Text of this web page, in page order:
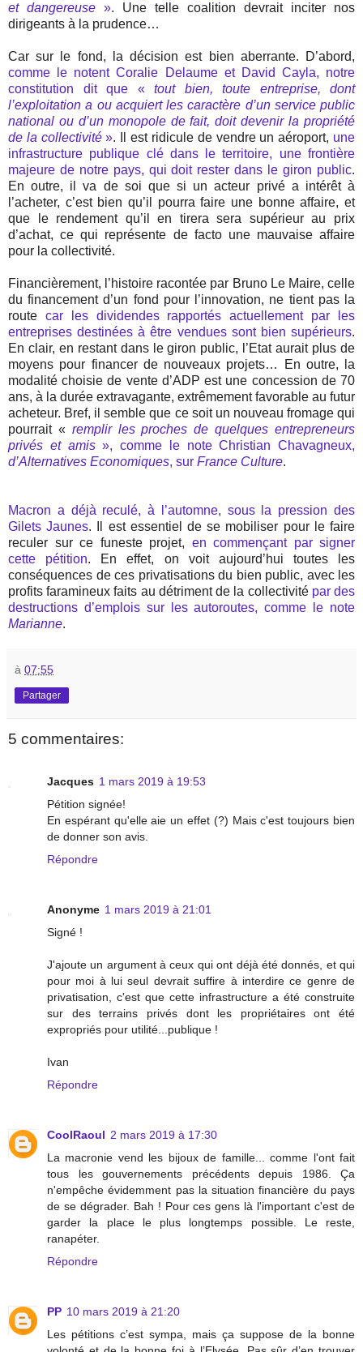
et dangereuse ». Une telle coalition devrait inciter nos
dirigeants à la prudence…
Car sur le fond, la décision est bien aberrante. D’abord,
comme le notent Coralie Delaume et David Cayla, notre
constitution dit que « tout bien, toute entreprise, dont
l’exploitation a ou acquiert les caractère d’un service public
national ou d’un monopole de fait, doit devenir la propriété
de la collectivité». Il est ridicule de vendre un aéroport, une
infrastructure publique clé dans le territoire, une frontière
majeure de notre pays, qui doit rester dans le giron public.
En outre, il va de soi que si un acteur privé a intérêt à
l’acheter, c’est bien qu’il pourra faire une bonne affaire, et
que le rendement qu’il en tirera sera supérieur au prix
d’achat, ce qui représente de facto une mauvaise affaire
pour la collectivité.
Financièrement, l’histoire racontée par Bruno Le Maire, celle
du financement d’un fond pour l’innovation, ne tient pas la
route car les dividendes rapportés actuellement par les
entreprises destinées à être vendues sont bien supérieurs.
En clair, en restant dans le giron public, l’Etat aurait plus de
moyens pour financer de nouveaux projets… En outre, la
modalité choisie de vente d’ADP est une concession de 70
ans, à la durée extravagante, extrêmement favorable au futur
acheteur. Bref, il semble que ce soit un nouveau fromage qui
pourrait « remplir les proches de quelques entrepreneurs
privés et amis», comme le note Christian Chavagneux,
d’Alternatives Economiques, sur France Culture.
Macron a déjà reculé, à l’automne, sous la pression des
Gilets Jaunes. Il est essentiel de se mobiliser pour le faire
reculer sur ce funeste projet, en commençant par signer
cette pétition. En effet, on voit aujourd’hui toutes les
conséquences de ces privatisations du bien public, avec les
profits faramineux faits au détriment de la collectivité par des
destructions d’emplois sur les autoroutes, comme le note
Marianne.
à 07:55
Partager
5 commentaires:
Jacques 1 mars 2019 à 19:53
Pétition signée!
En espérant qu'elle aie un effet (?) Mais c'est toujours bien
de donner son avis.
Répondre
Anonyme 1 mars 2019 à 21:01
Signé !
J'ajoute un argument à ceux qui ont déjà été donnés, et qui
pour moi à lui seul devrait suffire à interdire ce genre de
privatisation, c'est que cette infrastructure a été construite
sur des terrains privés dont les propriétaires ont été
expropriés pour utilité...publique !
Ivan
Répondre
CoolRaoul 2 mars 2019 à 17:30
La macronie vend les bijoux de famille... comme l'ont fait
tous les gouvernements précédents depuis 1986. Ça
n'empêche évidemment pas la situation financière du pays
de se dégrader. Bah ! Pour ces gens là l'important c'est de
garder la place le plus longtemps possible. Le reste,
ranapéter.
Répondre
PP 10 mars 2019 à 21:20
Les pétitions c’est sympa, mais ça suppose de la bonne